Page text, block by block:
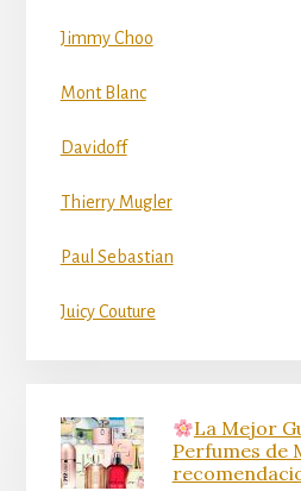
Jimmy Choo
Mont Blanc
Davidoff
Thierry Mugler
Paul Sebastian
Juicy Couture
La Mejor
Perfumes de